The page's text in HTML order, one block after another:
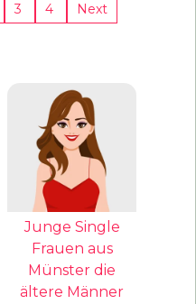
3 4
Junge Single
Frauen aus
Münster die
ältere Männer